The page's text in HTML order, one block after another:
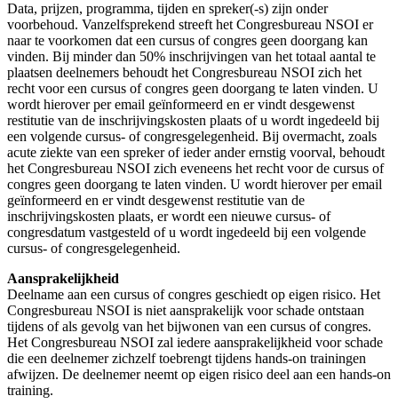
Data, prijzen, programma, tijden en spreker(-s) zijn onder
voorbehoud. Vanzelfsprekend streeft het Congresbureau NSOI er
naar te voorkomen dat een cursus of congres geen doorgang kan
vinden. Bij minder dan 50% inschrijvingen van het totaal aantal te
plaatsen deelnemers behoudt het Congresbureau NSOI zich het
recht voor een cursus of congres geen doorgang te laten vinden. U
wordt hierover per email geïnformeerd en er vindt desgewenst
restitutie van de inschrijvingskosten plaats of u wordt ingedeeld bij
een volgende cursus- of congresgelegenheid. Bij overmacht, zoals
acute ziekte van een spreker of ieder ander ernstig voorval, behoudt
het Congresbureau NSOI zich eveneens het recht voor de cursus of
congres geen doorgang te laten vinden. U wordt hierover per email
geïnformeerd en er vindt desgewenst restitutie van de
inschrijvingskosten plaats, er wordt een nieuwe cursus- of
congresdatum vastgesteld of u wordt ingedeeld bij een volgende
cursus- of congresgelegenheid.
Aansprakelijkheid
Deelname aan een cursus of congres geschiedt op eigen risico. Het
Congresbureau NSOI is niet aansprakelijk voor schade ontstaan
tijdens of als gevolg van het bijwonen van een cursus of congres.
Het Congresbureau NSOI zal iedere aansprakelijkheid voor schade
die een deelnemer zichzelf toebrengt tijdens hands-on trainingen
afwijzen. De deelnemer neemt op eigen risico deel aan een hands-on
training.